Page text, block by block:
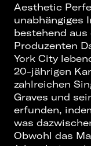
Aesthetic
unabhängiges
bestehend aus
Produzenten
York City
20-jährigen
zahlreichen
Graves und
erfunden,
was
Obwohl das